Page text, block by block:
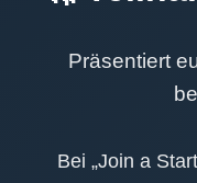
Präsentiert
Bei „Join a